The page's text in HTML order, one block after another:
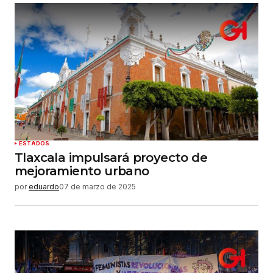
ESTADOS
Tlaxcala impulsará proyecto de
mejoramiento urbano
por eduardo07 de marzo de 2025